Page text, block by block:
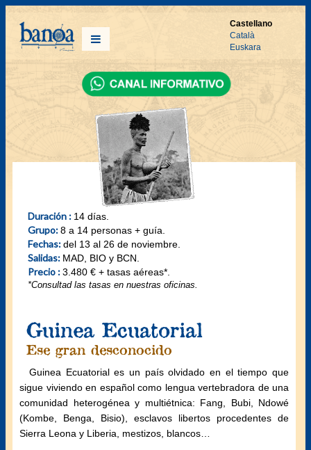
Castellano
Català
Euskara
Guinea Ecuatorial
Ese gran desconocido
Guinea Ecuatorial es un país olvidado en el tiempo que
sigue viviendo en español como lengua vertebradora de una
comunidad heterogénea y multiétnica: Fang, Bubi, Ndowé
(Kombe, Benga, Bisio), esclavos libertos procedentes de
Sierra Leona y Liberia, mestizos, blancos…
Duración : 14 días.
Grupo:8 a 14 personas + guía.
Fechas:del 13 al 26 de noviembre.
Salidas: MAD, BIO y BCN.
Precio :3.480 € + tasas aéreas*.
*Consultad las tasas en nuestras oficinas.